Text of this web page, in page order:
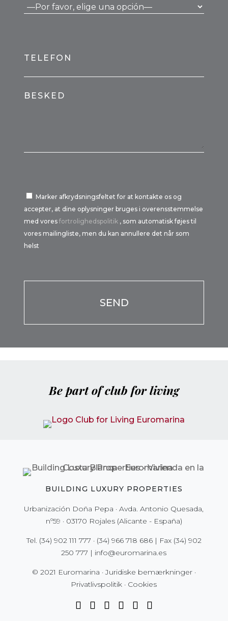
TELEFON
BESKED
Marker afkrydsningsfeltet for at kontakte os og
accepter, at dine oplysninger bruges i overensstemmelse
med voresfortrolighedspolitik , som automatisk føjes til
vores mailingliste, men du kan annullere det når som
helst
Be part of club for living
BUILDING LUXURY PROPERTIES
Urbanización Doña Pepa · Avda. Antonio Quesada,
nº59 · 03170 Rojales (Alicante - España)
Tel. (34) 902 111 777 · (34) 966 718 686| Fax (34) 902
250 777 | info@euromarina.es
© 2021 Euromarina ·Juridiske bemærkninger·
Privatlivspolitik · Cookies